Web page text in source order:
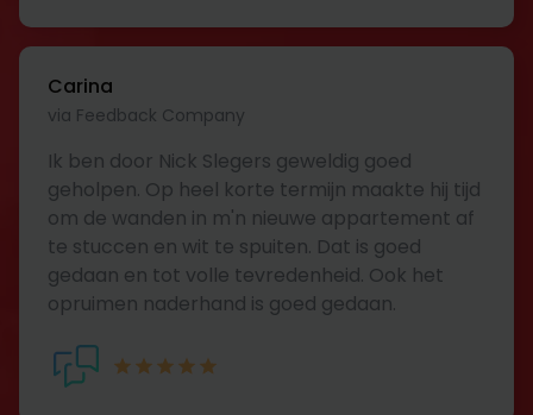
Carina
via Feedback Company
Ik ben door Nick Slegers geweldig goed
geholpen. Op heel korte termijn maakte hij tijd
om de wanden in m'n nieuwe appartement af
te stuccen en wit te spuiten. Dat is goed
gedaan en tot volle tevredenheid. Ook het
opruimen naderhand is goed gedaan.